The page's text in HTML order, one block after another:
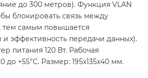
до 300 метров). Функция VLAN
блокировать связь между
тем самым повышается
и эффективность передачи данных).
питания 120 Вт. Рабочая
до +55°C. Размер: 195х135х40 мм.